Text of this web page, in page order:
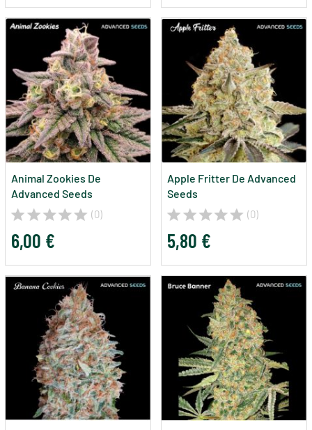
Animal Zookies De
Advanced Seeds
(0)
6,00 €
Apple Fritter De Advanced
Seeds
(0)
5,80 €